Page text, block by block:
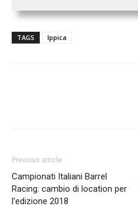
TAGS Ippica
Previous article
Campionati Italiani Barrel
Racing: cambio di location per
l’edizione 2018